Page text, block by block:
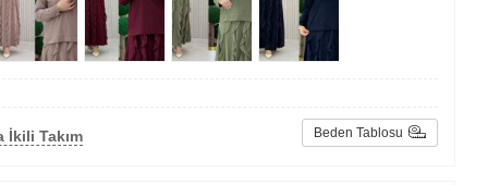
İkili Takım Beden Tablosu